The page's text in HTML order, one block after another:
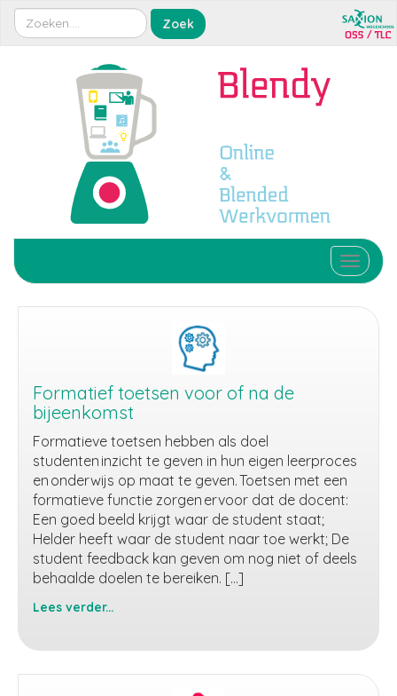
Toggle
Formatief toetsen voor of na de
bijeenkomst
Formatieve toetsen hebben als doel
studenten inzicht te geven in hun eigen leerproces
en onderwijs op maat te geven. Toetsen met een
formatieve functie zorgen ervoor dat de docent:
Een goed beeld krijgt waar de student staat;
Helder heeft waar de student naar toe werkt; De
student feedback kan geven om nog niet of deels
behaalde doelen te bereiken. […]
Lees verder...